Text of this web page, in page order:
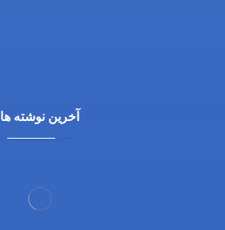
آخرین نوشته ها